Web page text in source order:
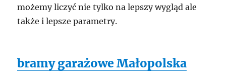
możemy liczyć nie tylko na lepszy wygląd ale
także i lepsze parametry.
bramy garażowe Małopolska